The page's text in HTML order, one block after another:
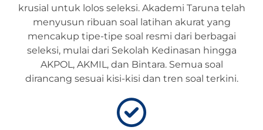
krusial untuk lolos seleksi. Akademi Taruna telah
menyusun ribuan soal latihan akurat yang
mencakup tipe-tipe soal resmi dari berbagai
seleksi, mulai dari Sekolah Kedinasan hingga
AKPOL, AKMIL, dan Bintara. Semua soal
dirancang sesuai kisi-kisi dan tren soal terkini.